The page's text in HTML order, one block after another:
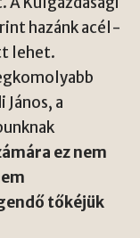
hazánk acél-
lehet.
a
ez nem
tőkéjük